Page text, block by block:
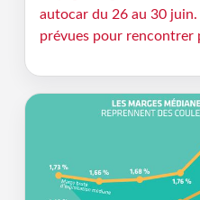
autocar du 26 au 30
prévues pour rencontrer